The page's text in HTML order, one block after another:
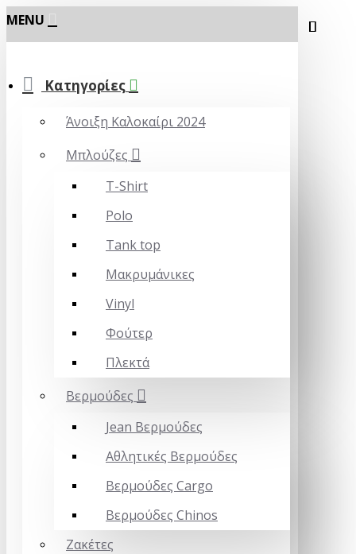
MENU
Κατηγορίες
Άνοιξη Καλοκαίρι 2024
Μπλούζες
T-Shirt
Polo
Tank top
Μακρυμάνικες
Vinyl
Φούτερ
Πλεκτά
Βερμούδες
Jean Βερμούδες
Αθλητικές Βερμούδες
Βερμούδες Cargo
Βερμούδες Chinos
Ζακέτες